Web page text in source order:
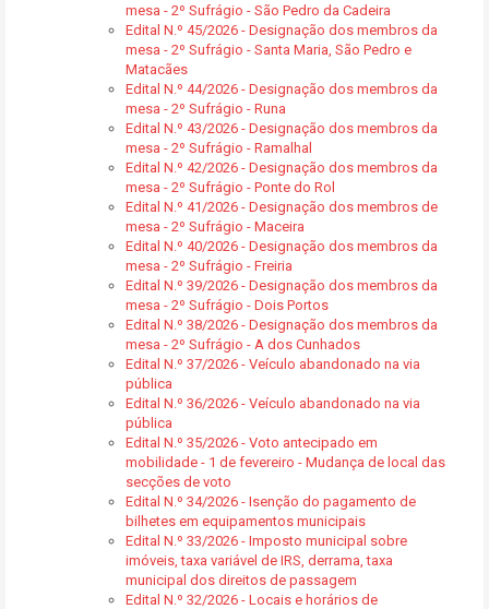
mesa - 2º Sufrágio - São Pedro da Cadeira
Edital N.º 45/2026 - Designação dos membros da
mesa - 2º Sufrágio - Santa Maria, São Pedro e
Matacães
Edital N.º 44/2026 - Designação dos membros da
mesa - 2º Sufrágio - Runa
Edital N.º 43/2026 - Designação dos membros da
mesa - 2º Sufrágio - Ramalhal
Edital N.º 42/2026 - Designação dos membros da
mesa - 2º Sufrágio - Ponte do Rol
Edital N.º 41/2026 - Designação dos membros de
mesa - 2º Sufrágio - Maceira
Edital N.º 40/2026 - Designação dos membros da
mesa - 2º Sufrágio - Freiria
Edital N.º 39/2026 - Designação dos membros da
mesa - 2º Sufrágio - Dois Portos
Edital N.º 38/2026 - Designação dos membros da
mesa - 2º Sufrágio - A dos Cunhados
Edital N.º 37/2026 - Veículo abandonado na via
pública
Edital N.º 36/2026 - Veículo abandonado na via
pública
Edital N.º 35/2026 - Voto antecipado em
mobilidade - 1 de fevereiro - Mudança de local das
secções de voto
Edital N.º 34/2026 - Isenção do pagamento de
bilhetes em equipamentos municipais
Edital N.º 33/2026 - Imposto municipal sobre
imóveis, taxa variável de IRS, derrama, taxa
municipal dos direitos de passagem
Edital N.º 32/2026 - Locais e horários de